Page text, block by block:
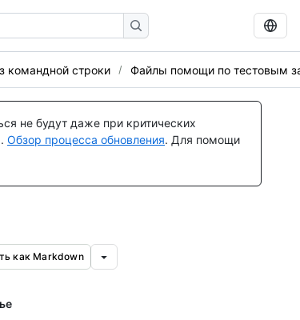
командной строки Файлы помощи по тестовым
не будут даже при критических
Обзор процесса обновления. Для помощи
как Markdown